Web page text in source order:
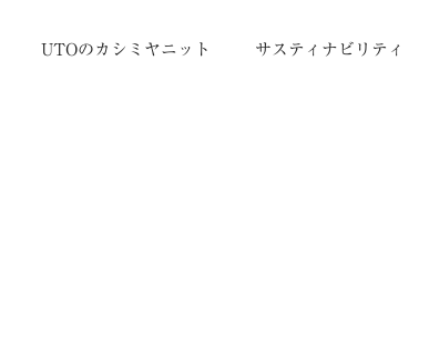
UTOのカシミヤニット サスティナビリティ